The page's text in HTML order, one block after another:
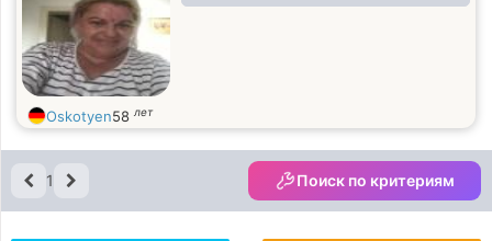
Oskotyen58 лет
1 Поиск по критериям